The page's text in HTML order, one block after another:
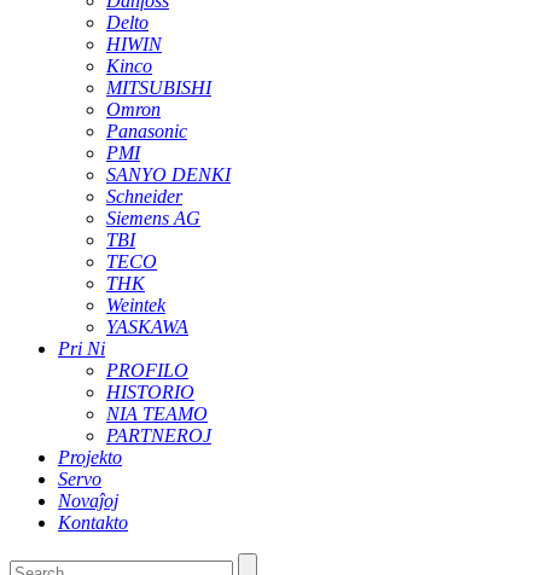
Delto
HIWIN
Kinco
MITSUBISHI
Omron
Panasonic
PMI
SANYO DENKI
Schneider
Siemens AG
TBI
TECO
THK
Weintek
YASKAWA
Pri Ni
PROFILO
HISTORIO
NIA TEAMO
PARTNEROJ
Projekto
Servo
Novaĵoj
Kontakto